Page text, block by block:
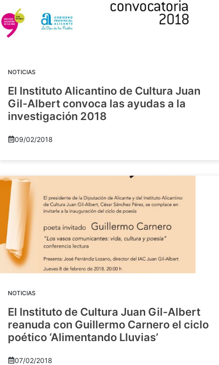
NOTICIAS
El Instituto Alicantino de Cultura Juan
Gil-Albert convoca las ayudas a la
investigación 2018
09/02/2018
NOTICIAS
El Instituto de Cultura Juan Gil-Albert
reanuda con Guillermo Carnero el ciclo
poético ‘Alimentando Lluvias’
07/02/2018